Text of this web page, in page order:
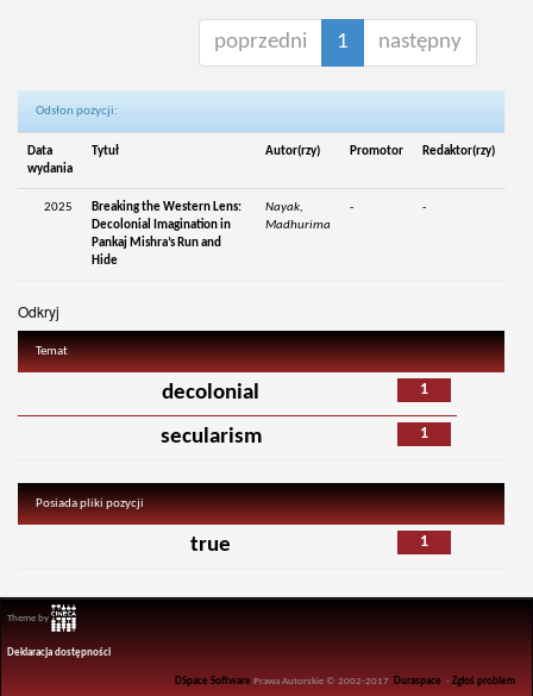
poprzedni 1 następny
Odsłon pozycji:
Data
wydania
Tytuł Autor(rzy) Promotor Redaktor(rzy)
2025
Breaking the Western Lens:
Decolonial Imagination in
Pankaj Mishra’s Run and
Hide
Nayak,
Madhurima
- -
Odkryj
Temat
1
decolonial
1
secularism
Posiada pliki pozycji
1
true
Theme by
Deklaracja dostępności
DSpace Software Prawa Autorskie © 2002-2017 Duraspace -Zgłoś problem